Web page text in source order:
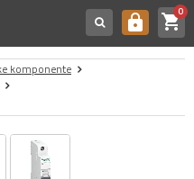
https shopping_cart0
komponente